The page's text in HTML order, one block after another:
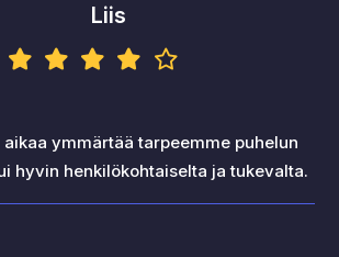
Liis
aikaa ymmärtää tarpeemme puhelun
hyvin henkilökohtaiselta ja tukevalta.